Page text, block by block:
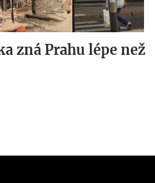
zná Prahu lépe než